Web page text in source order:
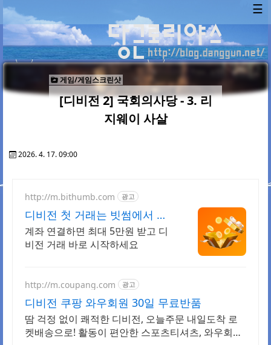
☰
게임/게임스크린샷
[디비전 2] 국회의사당 - 3. 리
지웨이 사살
2026. 4. 17. 09:00
http://m.bithumb.com 광고
디비전 첫 거래는 빗썸에서 신
규 가입 시 5만원 혜택
계좌 연결하면 최대 5만원 받고 디
비전 거래 바로 시작하세요
http://m.coupang.com 광고
디비전 쿠팡 와우회원 30일 무료반품
땀 걱정 없이 쾌적한 디비전, 오늘주문 내일도착 로
켓배송으로! 활동이 편안한 스포츠티셔츠, 와우회원